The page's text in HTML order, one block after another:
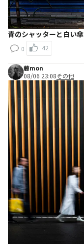
青のシャッターと白い傘
0 42
藤mon
08/06 23:08その他